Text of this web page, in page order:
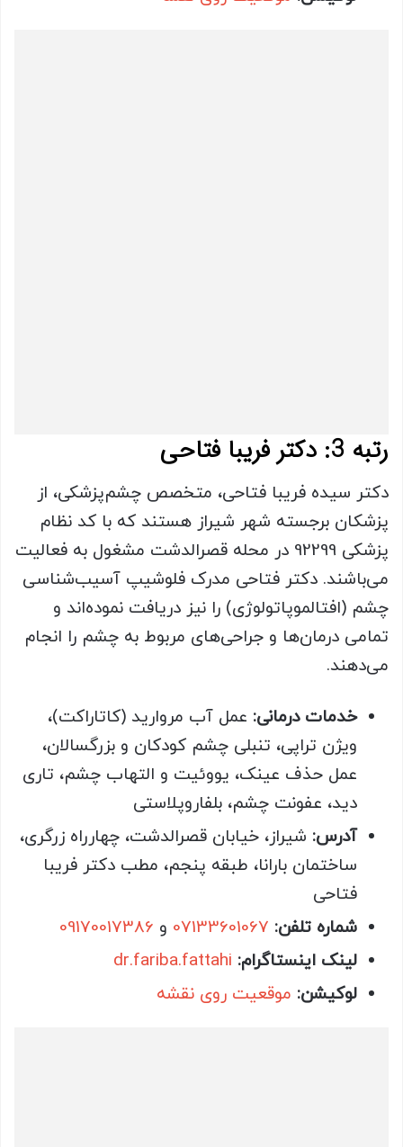
رتبه 3: دکتر فریبا فتاحی
دکتر سیده فریبا فتاحی، متخصص چشم‌پزشکی، از
پزشکان برجسته شهر شیراز هستند که با کد نظام
پزشکی 92299 در محله قصرالدشت مشغول به فعالیت
می‌باشند. دکتر فتاحی مدرک فلوشیپ آسیب‌شناسی
چشم (افتالموپاتولوژی) را نیز دریافت نموده‌اند و
تمامی درمان‌ها و جراحی‌های مربوط به چشم را انجام
می‌دهند.
خدمات درمانی: عمل آب مروارید (کاتاراکت)،
ویژن تراپی، تنبلی چشم کودکان و بزرگسالان،
عمل حذف عینک، یووئیت و التهاب چشم، تاری
دید، عفونت چشم، بلفاروپلاستی
آدرس: شیراز، خیابان قصرالدشت، چهارراه زرگری،
ساختمان بارانا، طبقه پنجم، مطب دکتر فریبا
فتاحی
شماره تلفن: 07133601067 و
لینک اینستاگرام: dr.fariba.fattahi
لوکیشن: موقعیت روی نقشه